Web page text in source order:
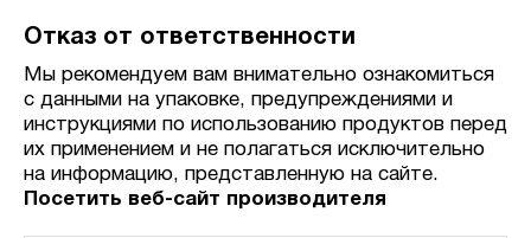
Отказ от ответственности
Мы рекомендуем вам внимательно ознакомиться
с данными на упаковке, предупреждениями и
инструкциями по использованию продуктов перед
их применением и не полагаться исключительно
на информацию, представленную на сайте.
Посетить веб-сайт производителя